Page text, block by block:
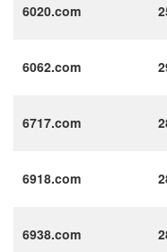
6020.com
6062.com
6717.com
6918.com
6938.com